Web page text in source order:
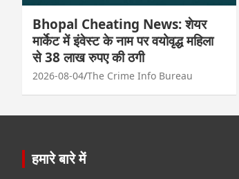
Bhopal Cheating News: शेयर
मार्केट में इंवेस्ट के नाम पर वयोवृद्ध महिला
से 38 लाख रुपए की ठगी
2026-08-04 The Crime Info Bureau
हमारे बारे में